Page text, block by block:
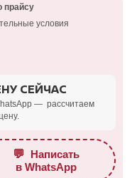
прайсу
условия
СЕЙЧАС
— рассчитаем
💬 Написать
в WhatsApp